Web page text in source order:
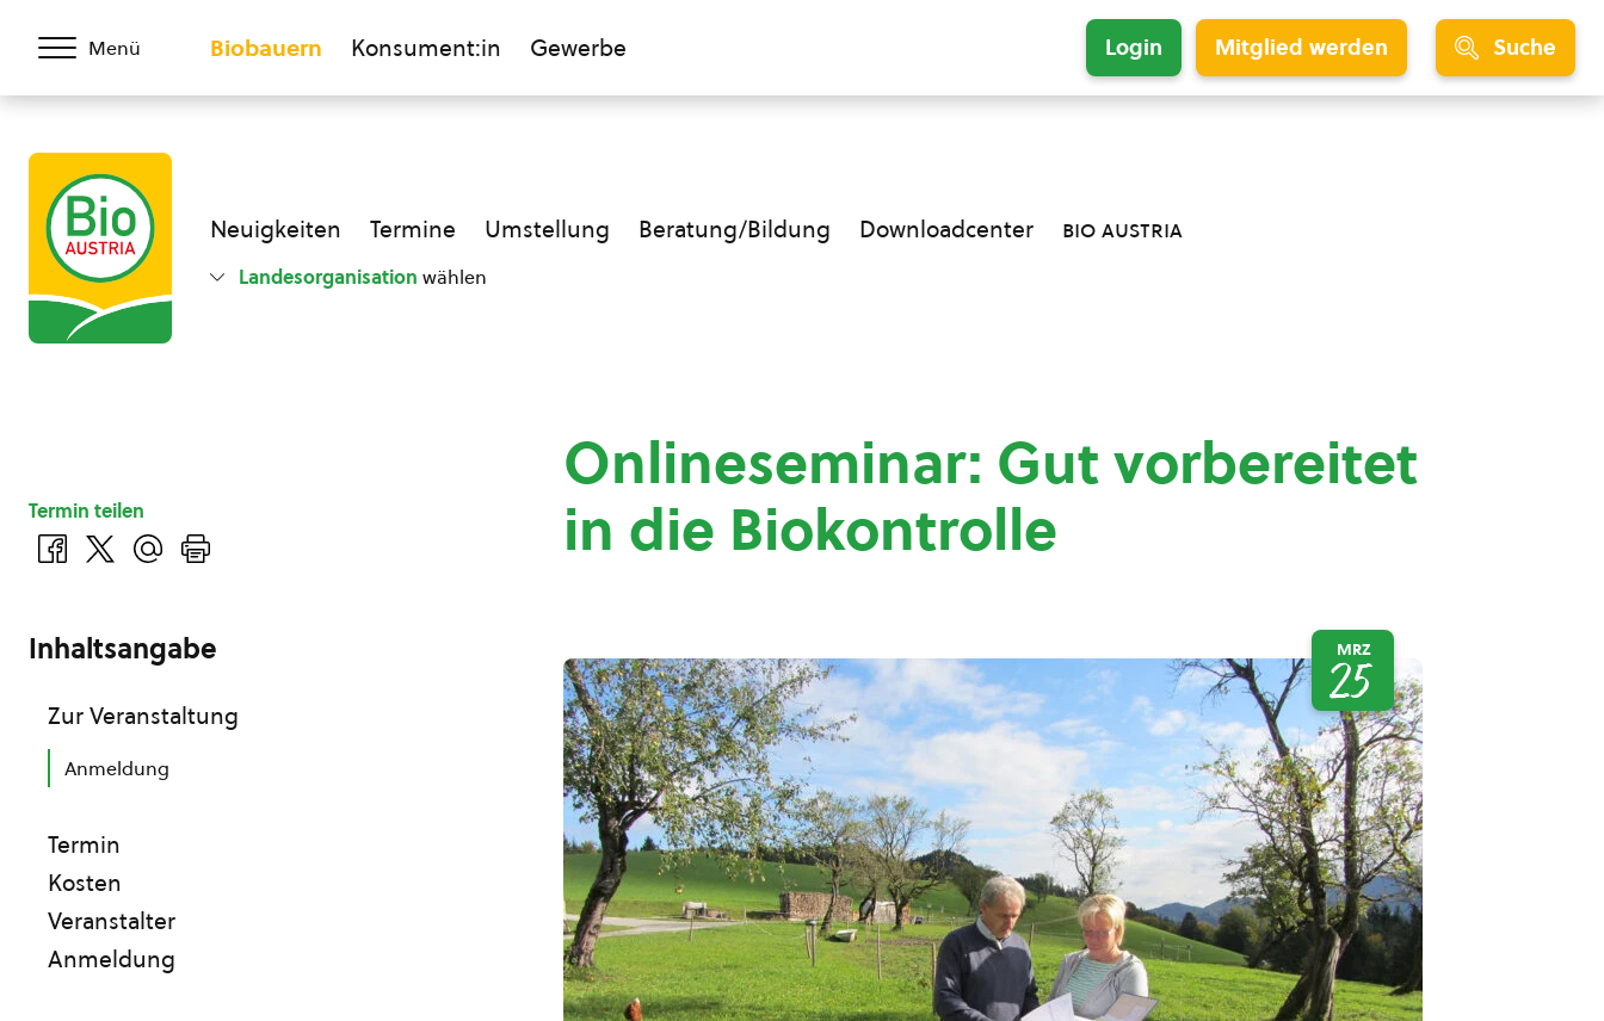
Menü Biobauern Konsument:in Gewerbe Login Mitglied werden Suche
Neuigkeiten Termine Umstellung Beratung/Bildung Downloadcenter bio austria
Landesorganisation wählen
Onlineseminar: Gut vorbereitet
in die Biokontrolle
MRZ
25
Termin teilen
Inhaltsangabe
Zur Veranstaltung
Anmeldung
Termin
Kosten
Veranstalter
Anmeldung